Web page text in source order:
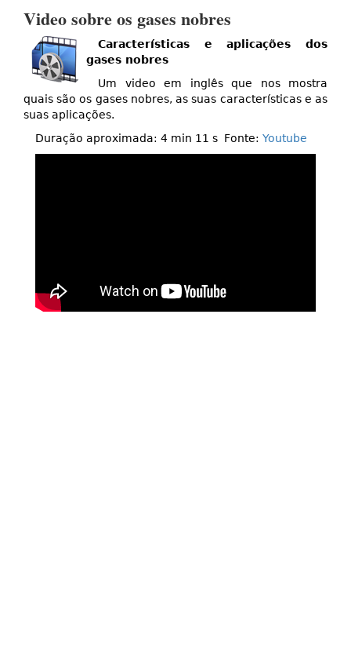
Video sobre os gases nobres
Características e aplicações dos
gases nobres
Um video em inglês que nos mostra
quais são os gases nobres, as suas características e as
suas aplicações.
Duração aproximada: 4 min 11 s Fonte: Youtube